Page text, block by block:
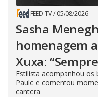
FEED TV/ 05/08/2026
Sasha
homenagem
Xuxa:
Estilista acompanhou os
Paulo e comentou
cantora